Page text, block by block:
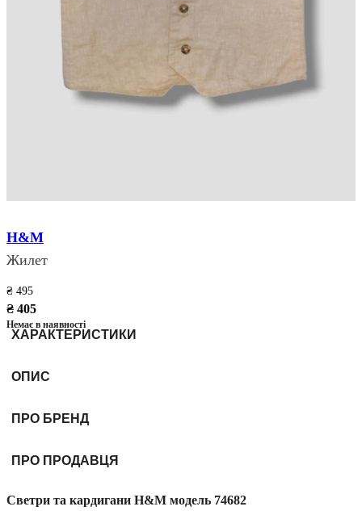
H&M
Жилет
₴ 495
₴ 405
Немає в наявності
ХАРАКТЕРИСТИКИ
ОПИС
ПРО БРЕНД
ПРО ПРОДАВЦЯ
Светри та кардигани H&M модель 74682